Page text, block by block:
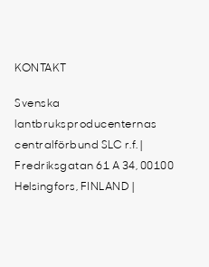
KONTAKT
Svenska
lantbruksproducenternas
centralförbund SLC r.f. |
Fredriksgatan 61 A 34, 00100
Helsingfors, FINLAND |